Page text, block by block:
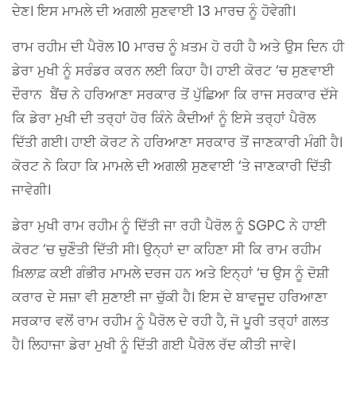
ਦੇਣ। ਇਸ ਮਾਮਲੇ ਦੀ ਅਗਲੀ ਸੁਣਵਾਈ 13 ਮਾਰਚ ਨੂੰ ਹੋਵੇਗੀ।
ਰਾਮ ਰਹੀਮ ਦੀ ਪੈਰੋਲ 10 ਮਾਰਚ ਨੂੰ ਖ਼ਤਮ ਹੋ ਰਹੀ ਹੈ ਅਤੇ ਉਸ ਦਿਨ ਹੀ
ਡੇਰਾ ਮੁਖੀ ਨੂੰ ਸਰੰਡਰ ਕਰਨ ਲਈ ਕਿਹਾ ਹੈ। ਹਾਈ ਕੋਰਟ ‘ਚ ਸੁਣਵਾਈ
ਦੌਰਾਨ ਬੈਂਚ ਨੇ ਹਰਿਆਣਾ ਸਰਕਾਰ ਤੋਂ ਪੁੱਛਿਆ ਕਿ ਰਾਜ ਸਰਕਾਰ ਦੱਸੇ
ਕਿ ਡੇਰਾ ਮੁਖੀ ਦੀ ਤਰ੍ਹਾਂ ਹੋਰ ਕਿੰਨੇ ਕੈਦੀਆਂ ਨੂੰ ਇਸੇ ਤਰ੍ਹਾਂ ਪੈਰੋਲ
ਦਿੱਤੀ ਗਈ। ਹਾਈ ਕੋਰਟ ਨੇ ਹਰਿਆਣਾ ਸਰਕਾਰ ਤੋਂ ਜਾਣਕਾਰੀ ਮੰਗੀ ਹੈ।
ਕੋਰਟ ਨੇ ਕਿਹਾ ਕਿ ਮਾਮਲੇ ਦੀ ਅਗਲੀ ਸੁਣਵਾਈ ‘ਤੇ ਜਾਣਕਾਰੀ ਦਿੱਤੀ
ਜਾਵੇਗੀ।
ਡੇਰਾ ਮੁਖੀ ਰਾਮ ਰਹੀਮ ਨੂੰ ਦਿੱਤੀ ਜਾ ਰਹੀ ਪੈਰੋਲ ਨੂੰ SGPC ਨੇ ਹਾਈ
ਕੋਰਟ ‘ਚ ਚੁਣੌਤੀ ਦਿੱਤੀ ਸੀ। ਉਨ੍ਹਾਂ ਦਾ ਕਹਿਣਾ ਸੀ ਕਿ ਰਾਮ ਰਹੀਮ
ਖ਼ਿਲਾਫ਼ ਕਈ ਗੰਭੀਰ ਮਾਮਲੇ ਦਰਜ ਹਨ ਅਤੇ ਇਨ੍ਹਾਂ ‘ਚ ਉਸ ਨੂੰ ਦੋਸ਼ੀ
ਕਰਾਰ ਦੇ ਸਜ਼ਾ ਵੀ ਸੁਣਾਈ ਜਾ ਚੁੱਕੀ ਹੈ। ਇਸ ਦੇ ਬਾਵਜੂਦ ਹਰਿਆਣਾ
ਸਰਕਾਰ ਵਲੋਂ ਰਾਮ ਰਹੀਮ ਨੂੰ ਪੈਰੋਲ ਦੇ ਰਹੀ ਹੈ, ਜੋ ਪੂਰੀ ਤਰ੍ਹਾਂ ਗਲਤ
ਹੈ। ਲਿਹਾਜਾ ਡੇਰਾ ਮੁਖੀ ਨੂੰ ਦਿੱਤੀ ਗਈ ਪੈਰੋਲ ਰੱਦ ਕੀਤੀ ਜਾਵੇ।